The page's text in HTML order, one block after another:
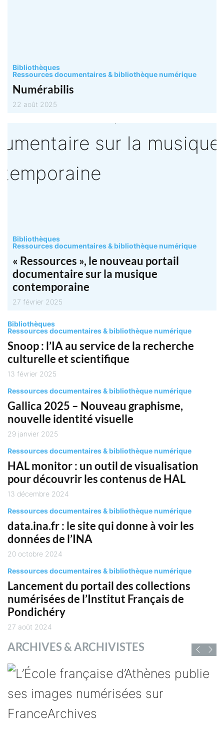
Bibliothèques
Ressources documentaires & bibliothèque numérique
Numérabilis
22 août 2025
Bibliothèques
Ressources documentaires & bibliothèque numérique
« Ressources », le nouveau portail
documentaire sur la musique
contemporaine
27 février 2025
Bibliothèques
Ressources documentaires & bibliothèque numérique
Snoop : l’IA au service de la recherche
culturelle et scientifique
13 février 2025
Ressources documentaires & bibliothèque numérique
Gallica 2025 – Nouveau graphisme,
nouvelle identité visuelle
29 janvier 2025
Ressources documentaires & bibliothèque numérique
HAL monitor : un outil de visualisation
pour découvrir les contenus de HAL
13 décembre 2024
Ressources documentaires & bibliothèque numérique
data.ina.fr : le site qui donne à voir les
données de l’INA
20 octobre 2024
Ressources documentaires & bibliothèque numérique
Lancement du portail des collections
numérisées de l’Institut Français de
Pondichéry
27 août 2024
ARCHIVES & ARCHIVISTES